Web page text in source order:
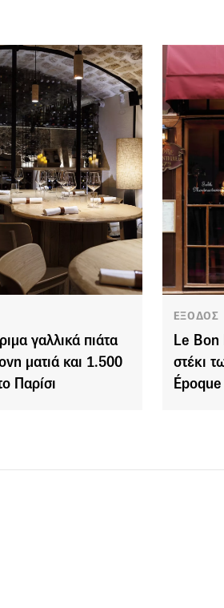
γαλλικά πιάτα
ματιά και 1.500
Παρίσι
ΕΞΟΔΟΣ
Le Bon
στέκι